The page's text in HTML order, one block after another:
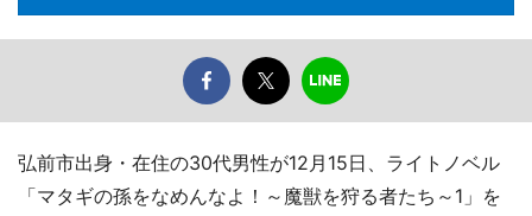
弘前市出身・在住の30代男性が12月15日、ライトノベル
「マタギの孫をなめんなよ！～魔獣を狩る者たち～1」を